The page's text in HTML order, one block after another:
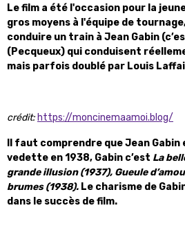
Le film a été l'occasion pour la
gros moyens à l'équipe de
conduire un train à Jean Gabin
(Pecqueux) qui conduisent
mais parfois doublé par Louis
crédit: https://moncinemaamoi.blog/
Il faut comprendre que Jean Gabin
vedette en 1938, Gabin c’est La
grande illusion (1937), Gueule
brumes (1938). Le charisme de
dans le succès de film.